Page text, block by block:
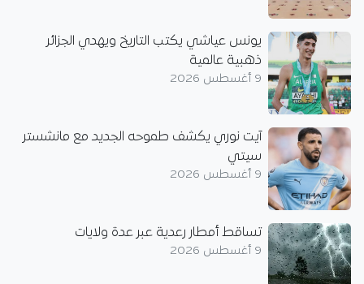
يونس عياشي يكتب التاريخ ويهدي الجزائر
ذهبية عالمية
9 أغسطس 2026
آيت نوري يكشف طموحه الجديد مع مانشستر
سيتي
9 أغسطس 2026
تساقط أمطار رعدية عبر عدة ولايات
9 أغسطس 2026